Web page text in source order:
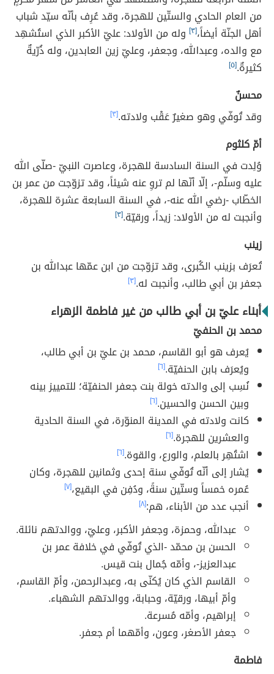
من العام الحادي والستّين للهجرة، وقد عُرِف بأنّه سيّد شباب
أهل الجنّة أيضاً،[٣]
وله من الأولاد: عليّ الأكبر الذي استُشهِد
مع والده، وعبدالله، وجعفر، وعليّ زين العابدين، وله ذُرّيةٌ
كثيرةٌ.[٥]
محسنٌ
وقد تُوفّي وهو صغيرٌ عَقْب ولادته.[٣]
أمّ كلثوم
وُلِدت في السنة السادسة للهجرة، وعاصرت النبيّ -صلّى الله
عليه وسلّم-، إلّا أنّها لم تروِ عنه شيئاً، وقد تزوّجت من عمر بن
الخطّاب -رضي الله عنه-، في السنة السابعة عشرة للهجرة،
وأنجبت له من الأولاد: زيداً، ورقيّة.[٣]
زينب
تُعرَف بزينب الكُبرى، وقد تزوّجت من ابن عمّها عبدالله بن
جعفر بن أبي طالب، وأنجبت له.[٣]
أبناء عليّ بن أبي طالب من غير فاطمة الزهراء
محمد بن الحنفيّ
يُعرف هو أبو القاسم، محمد بن عليّ بن أبي طالب،
ويُعرَف بابن الحنفيّة.[٦]
نُسِب إلى والدته خولة بنت جعفر الحنفيّة؛ للتمييز بينه
وبين الحسن والحسين.[٦]
كانت ولادته في المدينة المنوّرة، في السنة الحادية
والعشرين للهجرة.[٦]
اشتُهِر بالعلم، والورع، والقوة.[٦]
يُشار إلى أنّه تُوفّي سنة إحدى وثمانين للهجرة، وكان
عُمره خمساً وستّين سنةً، ودُفِن في البقيع،[٧]
أنجب عدد من الأبناء، هم:[٨]
عبدالله، وحمزة، وجعفر الأكبر، وعليّ، ووالدتهم نائلة.
الحسن بن محمّد -الذي تُوفّي في خلافة عمر بن
عبدالعزيز-، وأمّه جُمال بنت قيس.
القاسم الذي كان يُكنّى به، وعبدالرحمن، وأمّ القاسم،
وأمّ أبيها، ورقيّة، وحبابة، ووالدتهم الشهباء.
إبراهيم، وأمّه مُسرعة.
جعفر الأصغر، وعون، وأمّهما أم جعفر.
فاطمة